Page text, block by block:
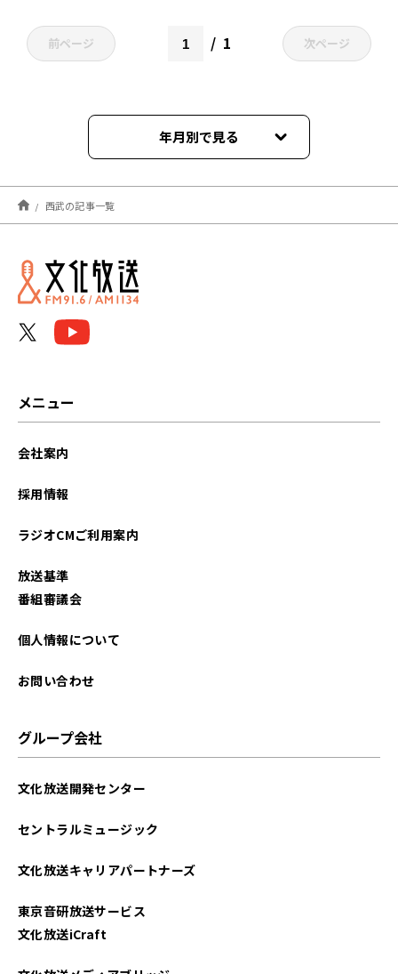
前ページ 1 次ページ
年月別で見る
2026年08月
2026年07月
2026年06月
2025年09月
2025年06月
2025年01月
西武の記事一覧
メニュー
会社案内
採用情報
ラジオCMご利用案内
放送基準
番組審議会
個人情報について
お問い合わせ
グループ会社
文化放送開発センター
セントラルミュージック
文化放送キャリアパートナーズ
東京音研放送サービス
文化放送iCraft